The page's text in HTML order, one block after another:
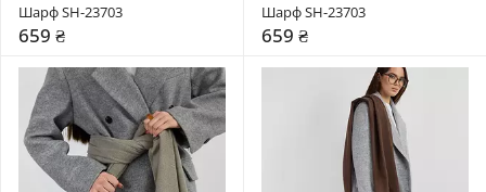
Шарф SH-23703
659 ₴
Шарф SH-23703
659 ₴